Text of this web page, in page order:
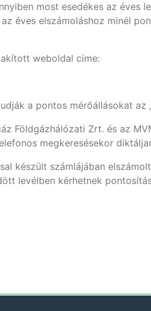
most esedékes az éves
éves elszámoláshoz minél
weboldal címe:
a pontos mérőállásokat az
Földgázhálózati Zrt. és az
megkeresésekor
készült számlájában
levélben kérhetnek